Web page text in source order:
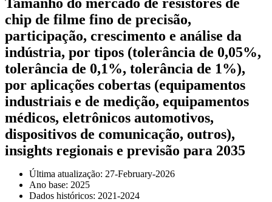
chip de filme fino de precisão,
participação, crescimento e análise da
indústria, por tipos (tolerância de 0,05%,
tolerância de 0,1%, tolerância de 1%),
por aplicações cobertas (equipamentos
industriais e de medição, equipamentos
médicos, eletrônicos automotivos,
dispositivos de comunicação, outros),
insights regionais e previsão para 2035
Última atualização: 27-February-2026
Ano base: 2025
Dados históricos: 2021-2024